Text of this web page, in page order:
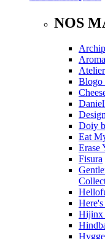
NOS
Blogo
Doiy
Eat
Erase
Fisura
Hijinx